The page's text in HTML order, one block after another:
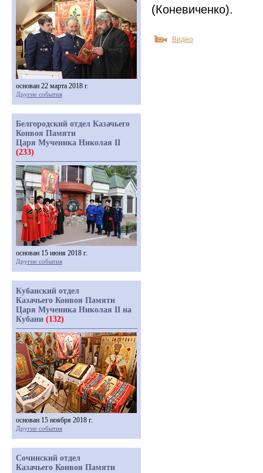
(Коневиченко).
Видео
основан 22 марта 2018 г.
Другие события
Белгородский отдел Казачьего
Конвоя Памяти
Царя Мученика Николая II
(233)
основан 15 июня 2018 г.
Другие события
Кубанский отдел
Казачьего Конвоя Памяти
Царя Мученика Николая II на
Кубани (132)
основан 15 ноября 2018 г.
Другие события
Сочинский отдел
Казачьего Конвоя Памяти